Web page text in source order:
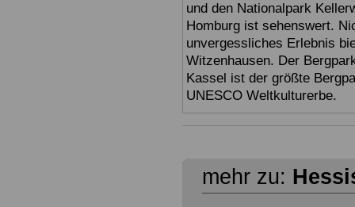
und den Nationalpark
Homburg ist sehenswert.
unvergessliches Erlebnis
Witzenhausen. Der
Kassel ist der größte
UNESCO Weltkulturerbe.
mehr zu: